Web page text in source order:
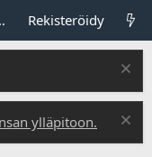
Rekisteröidy
ylläpitoon.